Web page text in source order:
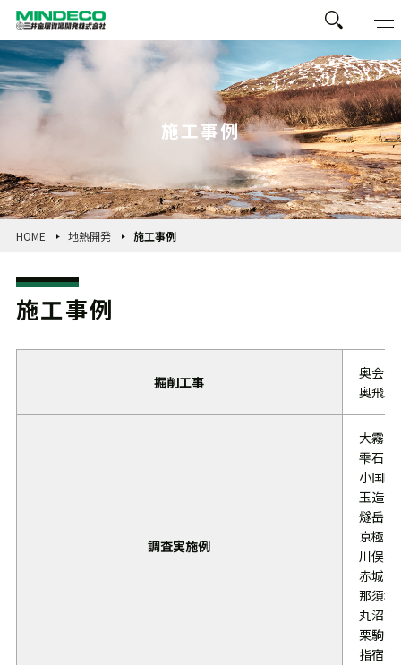
施工事例
HOME 地熱開発 施工事例
施工事例
掘削工事
奥会津
奥飛騨
調査実施例
大霧（
雫石（
小国町
玉造温
燧岳（
京極（
川俣温
赤城温
那須塩
丸沼温
栗駒温
指宿温